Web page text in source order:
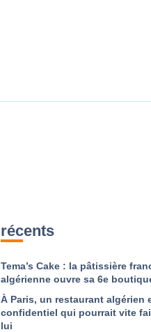
récents
Tema’s Cake : la pâtissière
algérienne ouvre sa 6e
À Paris, un restaurant algérien
confidentiel qui pourrait vite
lui